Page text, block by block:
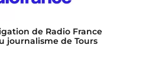
de Radio France
journalisme de Tours